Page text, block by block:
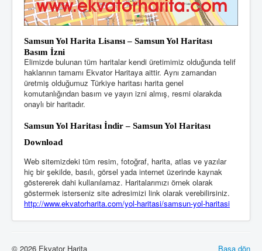
Samsun Yol Harita Lisansı – Samsun Yol Haritası
Basım İzni
Elimizde bulunan tüm haritalar kendi üretimimiz olduğunda telif
haklarının tamamı Ekvator Haritaya aittir. Aynı zamandan
üretmiş olduğumuz Türkiye haritası harita genel
komutanlığından basım ve yayın izni almış, resmi olarakda
onaylı bir haritadır.
Samsun Yol Haritası İndir – Samsun Yol Haritası
Download
Web sitemizdeki tüm resim, fotoğraf, harita, atlas ve yazılar
hiç bir şekilde, basılı, görsel yada internet üzerinde kaynak
göstererek dahi kullanılamaz. Haritalarımızı örnek olarak
göstermek isterseniz site adresimizi link olarak verebilirsiniz.
http://www.ekvatorharita.com/yol-haritasi/samsun-yol-haritasi
Başa dön
© 2026 Ekvator Harita